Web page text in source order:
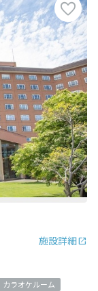
施設詳細
カラオケルーム